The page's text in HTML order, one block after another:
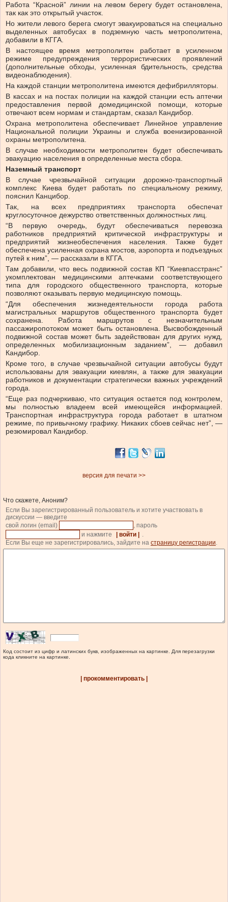
Работа “Красной” линии на левом берегу будет остановлена,
так как это открытый участок.
Но жители левого берега смогут эвакуироваться на специально
выделенных автобусах в подземную часть метрополитена,
добавили в КГГА.
В настоящее время метрополитен работает в усиленном
режиме предупреждения террористических проявлений
(дополнительные обходы, усиленная бдительность, средства
видеонаблюдения).
На каждой станции метрополитена имеются дефибрилляторы.
В кассах и на постах полиции на каждой станции есть аптечки
предоставления первой домедицинской помощи, которые
отвечают всем нормам и стандартам, сказал Кандибор.
Охрана метрополитена обеспечивает Линейное управление
Национальной полиции Украины и служба военизированной
охраны метрополитена.
В случае необходимости метрополитен будет обеспечивать
эвакуацию населения в определенные места сбора.
Наземный транспорт
В случае чрезвычайной ситуации дорожно-транспортный
комплекс Киева будет работать по специальному режиму,
пояснил Канцибор.
Так, на всех предприятиях транспорта обеспечат
круглосуточное дежурство ответственных должностных лиц.
“В первую очередь, будут обеспечиваться перевозка
работников предприятий критической инфраструктуры и
предприятий жизнеобеспечения населения. Также будет
обеспечена усиленная охрана мостов, аэропорта и подъездных
путей к ним”, — рассказали в КГГА.
Там добавили, что весь подвижной состав КП “Киевпасстранс”
укомплектован медицинскими аптечками соответствующего
типа для городского общественного транспорта, которые
позволяют оказывать первую медицинскую помощь.
“Для обеспечения жизнедеятельности города работа
магистральных маршрутов общественного транспорта будет
сохранена. Работа маршрутов с незначительным
пассажиропотоком может быть остановлена. Высвобожденный
подвижной состав может быть задействован для других нужд,
определенных мобилизационным заданием”, — добавил
Кандибор.
Кроме того, в случае чрезвычайной ситуации автобусы будут
использованы для эвакуации киевлян, а также для эвакуации
работников и документации стратегически важных учреждений
города.
“Еще раз подчеркиваю, что ситуация остается под контролем,
мы полностью владеем всей имеющейся информацией.
Транспортная инфраструктура города работает в штатном
режиме, по привычному графику. Никаких сбоев сейчас нет”, —
резюмировал Кандибор.
версия для печати >>
Что скажете, Аноним?
Если Вы зарегистрированный пользователь и хотите участвовать в
дискуссии — введите
свой логин (email)
, пароль
и нажмите
| войти |
.
Если Вы еще не зарегистрировались, зайдите на страницу регистрации.
Код состоит из цифр и латинских букв, изображенных на картинке. Для перезагрузки
кода кликните на картинке.
| прокомментировать |